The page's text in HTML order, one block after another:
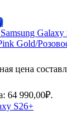
цена
64 990,00₽.
S26+